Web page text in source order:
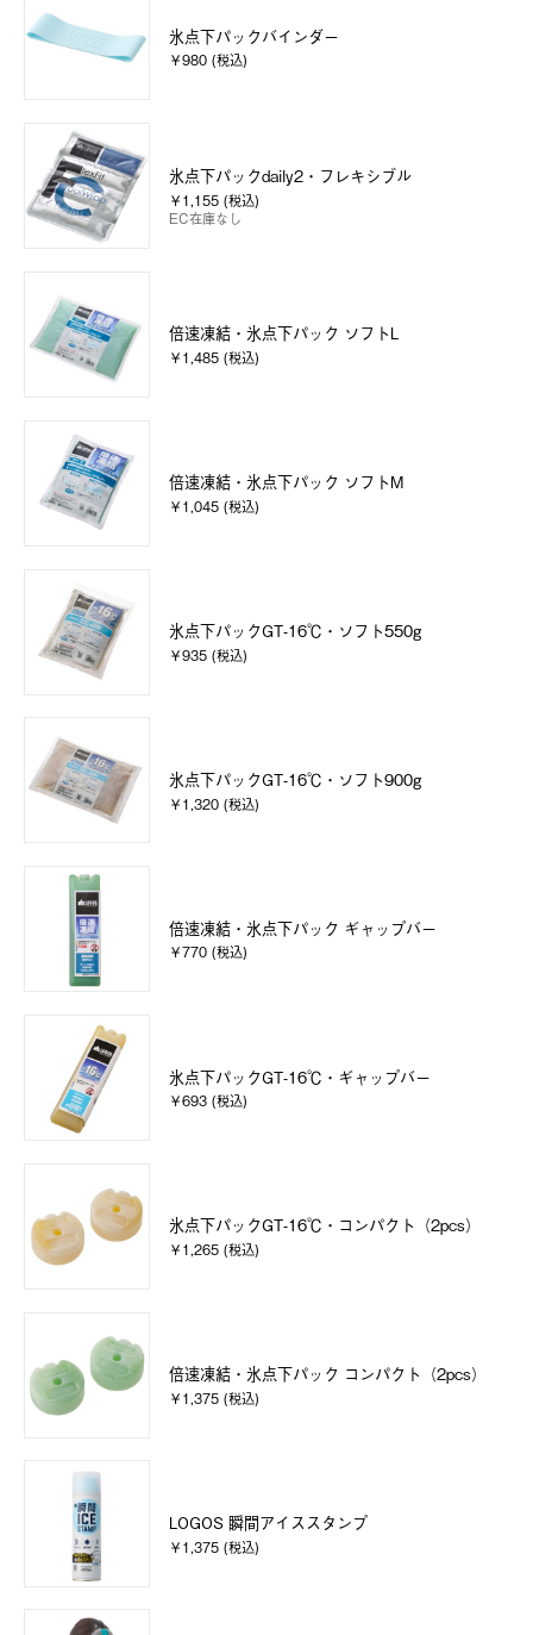
氷点下パックバインダー
￥980 (税込)
氷点下パックdaily2・フレキシブル
￥1,155 (税込)
EC在庫なし
倍速凍結・氷点下パック ソフトL
￥1,485 (税込)
倍速凍結・氷点下パック ソフトM
￥1,045 (税込)
氷点下パックGT-16℃・ソフト550g
￥935 (税込)
氷点下パックGT-16℃・ソフト900g
￥1,320 (税込)
倍速凍結・氷点下パック ギャップバー
￥770 (税込)
氷点下パックGT-16℃・ギャップバー
￥693 (税込)
氷点下パックGT-16℃・コンパクト（2pcs）
￥1,265 (税込)
倍速凍結・氷点下パック コンパクト（2pcs）
￥1,375 (税込)
LOGOS 瞬間アイススタンプ
￥1,375 (税込)